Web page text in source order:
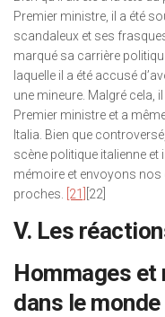
Premier ministre, il a été
scandaleux et ses
marqué sa carrière
laquelle il a été accusé
une mineure. Malgré cela,
Premier ministre et a
Italia. Bien que
scène politique italienne
mémoire et envoyons
proches.
[21] [22]
V. Les
Hommages
dans le monde